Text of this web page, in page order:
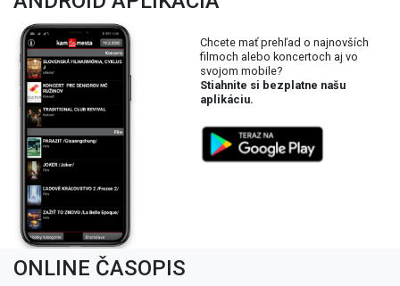
Chcete mať prehľad o najnovších
filmoch alebo koncertoch aj vo
svojom mobile?
Stiahnite si bezplatne našu
aplikáciu.
ONLINE ČASOPIS